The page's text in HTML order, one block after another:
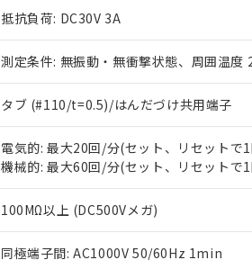
抵抗負荷: DC30V 3A
測定条件: 無振動・無衝撃状態、周囲温
タブ (#110/t=0.5)/はんだづけ共用端子
電気的: 最大20回/分(セット、リセットで
機械的: 最大60回/分(セット、リセットで
100MΩ以上 (DC500Vメガ)
同極端子間: AC1000V 50/60Hz 1min
ご利用条件
本サービスは、当社制御機器事
くものです。
当社制御機器事業取扱商品の中
在庫状況および標準価格照会結
い。
正式な納期状況および標準価格
当社販売員にご相談ください。
対応予定なし：EU RoHS指令（10物
調査・確認中：EU RoHS指令（10物
仕入先様の事情により、非含有部品と
があります。
*EU RoHS指令（10物質）：
六価クロム(Cr(Ⅵ)) 1000ppm以下、ポリ臭化ビフ
フタル酸ビス(2-エチルヘキシル) (DEHP)(別名：
ル（DBP） 1000ppm以下、フタル酸ジイソブチ
但し、RoHS指令で産業用監視および制御機器に
フタル酸エステル類の４物質については閾値を超
※1 中国RoHS○×表
「○」：最大均質材料含有率が中国
「×」：最大均質材料含有率が中国
*中国RoHS10物質の基準値 (GB/T26572)：
Pb(鉛) :1000ppm、 Hg(水銀) : 1000ppm、 Cd(カ
DBP(フタル酸ジブチル) : 1000ppm、 DIBP(フタ
当社は、これら貴社製品のうち
う）を輸出または国外への提供
などの必要な手続きをとります。
ます。
当社は貴社製品を、核兵器、ミ
記
号
説明
○ 一定数以上の在庫あり